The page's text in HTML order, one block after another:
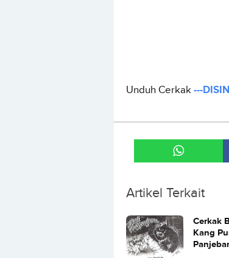
Unduh Cerkak ---
Artikel Terkait
Cerkak
Kang